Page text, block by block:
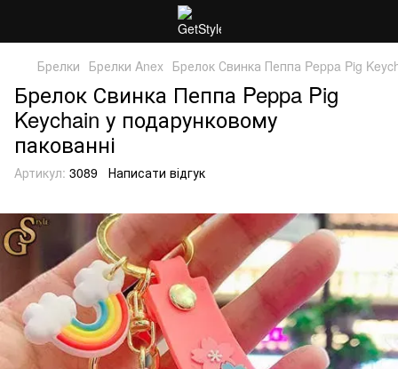
Брелки Брелки Anex Брелок Свинка Пеппа Peppa Pig
Брелок Свинка Пеппа Peppa Pig
Keychain у подарунковому
пакованні
Артикул: 3089 Написати відгук